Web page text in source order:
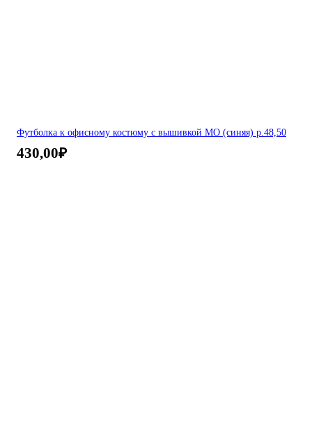
Футболка к офисному костюму с вышивкой МО (синяя) р.48,50
430,00₽